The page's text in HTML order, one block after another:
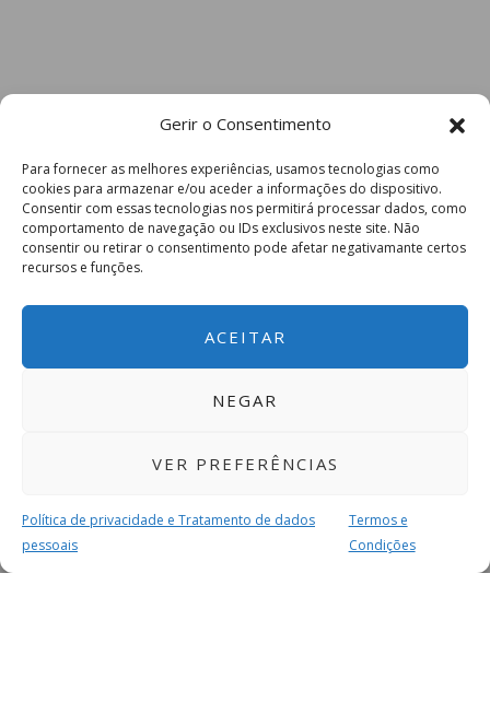
Gerir o Consentimento
Para fornecer as melhores experiências, usamos tecnologias como
cookies para armazenar e/ou aceder a informações do dispositivo.
Consentir com essas tecnologias nos permitirá processar dados, como
comportamento de navegação ou IDs exclusivos neste site. Não
consentir ou retirar o consentimento pode afetar negativamante certos
recursos e funções.
ACEITAR
NEGAR
VER PREFERÊNCIAS
Política de privacidade e Tratamento de dados
pessoais
Termos e
Condições